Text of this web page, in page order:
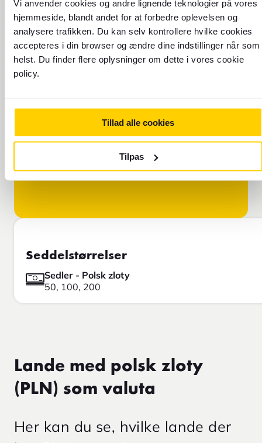
Vi anvender cookies og andre lignende teknologier på vores
hjemmeside, blandt andet for at forbedre oplevelsen og
analysere trafikken. Du kan selv kontrollere hvilke cookies
accepteres i din browser og ændre dine indstillinger når som
helst. Du finder flere oplysninger om dette i vores cookie
policy.
Tillad alle cookies
Tilpas
FOREX FORKLARER!
Få flere oplysninger om, hvorfor
den kurs, du ser online.
Seddelstørrelser
Sedler - Polsk zloty
50, 100, 200
Lande med polsk zloty
(PLN) som valuta
Her kan du se, hvilke lande der